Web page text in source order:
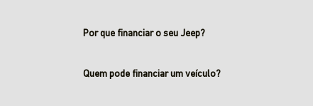
Por que financiar o seu Jeep?
Quem pode financiar um veículo?